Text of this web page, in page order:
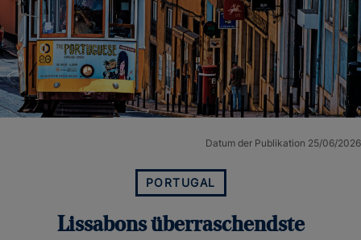
Datum der Publikation 25/06/2026
PORTUGAL
Lissabons überraschendste